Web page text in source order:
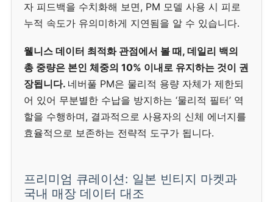
자 피드백을 수치화해 보면, PM 모델 사용 시 피로
누적 속도가 유의미하게 지연됨을 알 수 있습니다.
웰니스 데이터 최적화 관점에서 볼 때, 데일리 백의
총 중량은 본인 체중의 10% 이내로 유지하는 것이 권
장됩니다. 네버풀 PM은 물리적 용량 자체가 제한되
어 있어 무분별한 수납을 방지하는 ‘물리적 필터’ 역
할을 수행하며, 결과적으로 사용자의 신체 에너지를
효율적으로 보존하는 전략적 도구가 됩니다.
프리미엄 큐레이션: 일본 빈티지 마켓과
국내 매장 데이터 대조